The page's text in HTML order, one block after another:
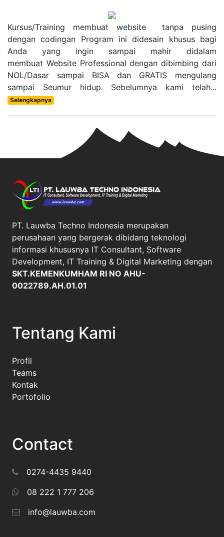
Kursus/Training membuat website tanpa pusing
dengan codingan Program ini didesain khusus bagi
Anda yang ingin sampai mahir didalam
membuat Website Professional dengan dibimbing dari
NOL/Dasar sampai BISA dan GRATIS mengulang
sampai Seumur hidup. Sebelumnya kami telah...
Selengkapnya
PT. Lauwba Techno Indonesia merupakan
perusahaan yang bergerak dibidang teknologi
informasi khususnya IT Consultant, Software
Development, IT Training & Digital Marketing dengan
SKT.KEMENKUMHAM RI NO AHU-
0022789.AH.01.01
Tentang Kami
Profil
Teams
Kontak
Portofolio
Contact
0274-4435 9440
08 222 1 777 206
info@lauwba.com